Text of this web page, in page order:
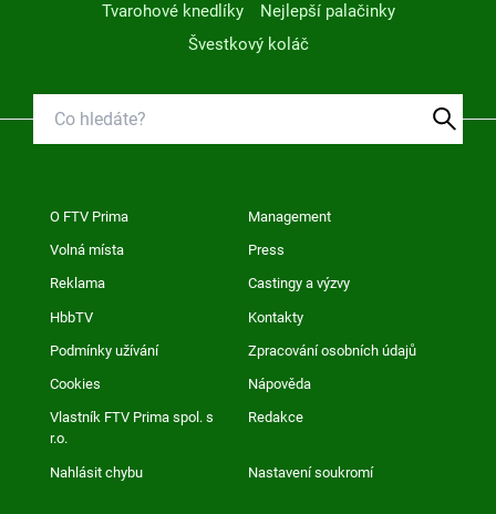
Tvarohové knedlíky
Nejlepší palačinky
Švestkový koláč
O FTV Prima Management
Volná místa Press
Reklama Castingy a výzvy
HbbTV Kontakty
Podmínky užívání Zpracování osobních údajů
Cookies Nápověda
Vlastník FTV Prima spol. s
r.o.
Redakce
Nahlásit chybu Nastavení soukromí